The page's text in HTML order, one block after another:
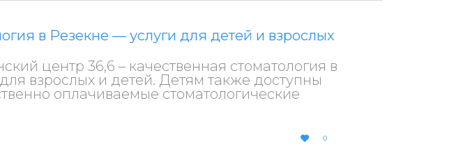
в Резекне — услуги для детей и взрослых
центр 36,6 – качественная стоматология в
взрослых и детей. Детям также доступны
оплачиваемые стоматологические

LOVE
IT
0